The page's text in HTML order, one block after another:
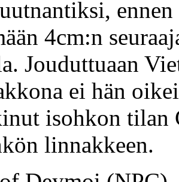
4cm:n
Jouduttuaan
ei hän
isohkon tilan
linnakkeen.